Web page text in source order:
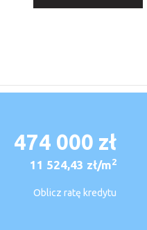
474 000 zł
11 524,43 zł/m2
Oblicz ratę kredytu